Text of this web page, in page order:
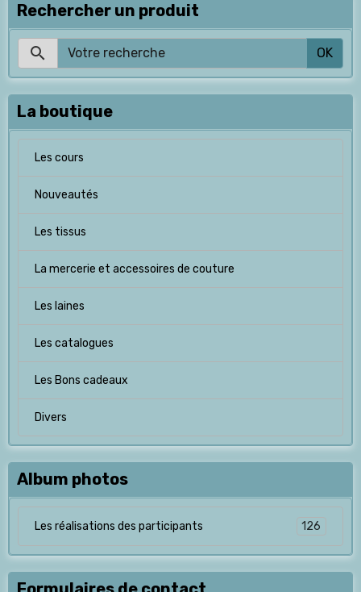
Rechercher un produit
OK
La boutique
Les cours
Nouveautés
Les tissus
La mercerie et accessoires de couture
Les laines
Les catalogues
Les Bons cadeaux
Divers
Album photos
Les réalisations des participants 126